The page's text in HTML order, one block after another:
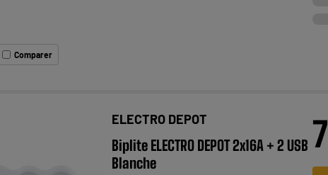
Comparer
ELECTRO DEPOT
Biplite ELECTRO DEPOT 2x16A + 2 USB
Blanche
7